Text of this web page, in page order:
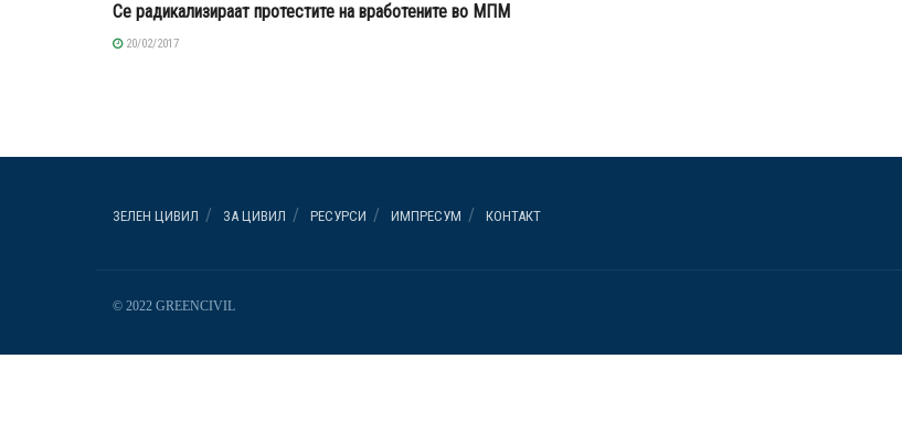
Се радикализираат протестите на вработените во МПМ
20/02/2017
ЗЕЛЕН ЦИВИЛ ЗА ЦИВИЛ РЕСУРСИ ИМПРЕСУМ КОНТАКТ
© 2022 GREENCIVIL